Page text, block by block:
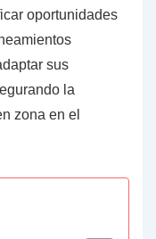
oportunidades
sus
la
zona en el